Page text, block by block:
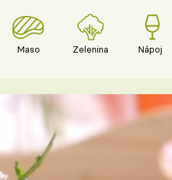
Maso Zelenina Nápoje